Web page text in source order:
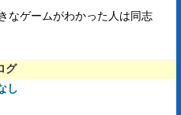
なゲームがわかった人は同志
グ
し